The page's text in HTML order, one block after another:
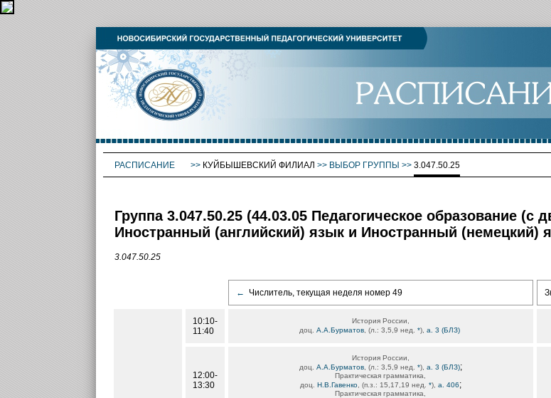
РАСПИСАНИЕ >> КУЙБЫШЕВСКИЙ ФИЛИАЛ >> ВЫБОР ГРУППЫ >> 3.047.50.25
Группа 3.047.50.25 (44.03.05 Педагогическое образование
Иностранный (английский) язык и Иностранный (немецкий)
3.047.50.25
← Числитель, текущая неделя номер 49
10:10-
11:40
История России,
доц. А.А.Бурматов, (л.: 3,5,9 нед. *), а. 3 (БЛЗ)
12:00-
13:30
История России,
доц. А.А.Бурматов, (л.: 3,5,9 нед. *), а. 3 (БЛЗ);
Практическая грамматика,
доц. Н.В.Гавенко, (п.з.: 15,17,19 нед. *), а. 406;
Практическая грамматика,